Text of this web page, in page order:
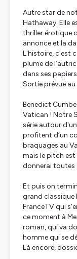
Autre star de
Hathaway. Elle
thriller érotique
annonce et la
L'histoire, c'est
plume de
dans ses
Sortie prévue
Benedict
Vatican ! Notre
série autour
profitent d’un
braquages au
mais le pitch
donnerai toutes
Et puis on
grand classique
FranceTV qui
ce moment à
roman, qui va
homme qui se
Là encore,